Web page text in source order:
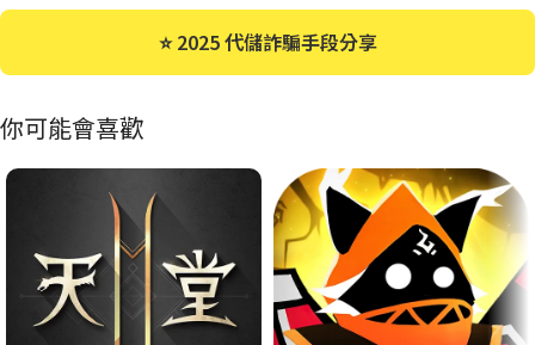
⭐ 2025 代儲詐騙手段分享
你可能會喜歡